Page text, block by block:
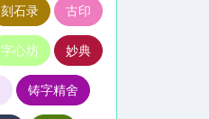
刻石录 古印
字心坊 妙典
铸字精舍